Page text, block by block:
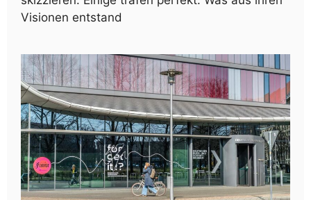
Visionen entstand